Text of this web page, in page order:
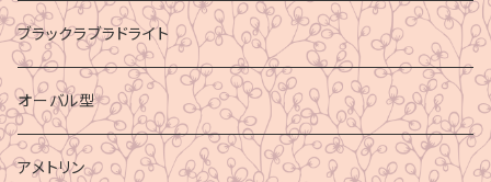
ブラックラブラドライト
オーバル型
アメトリン